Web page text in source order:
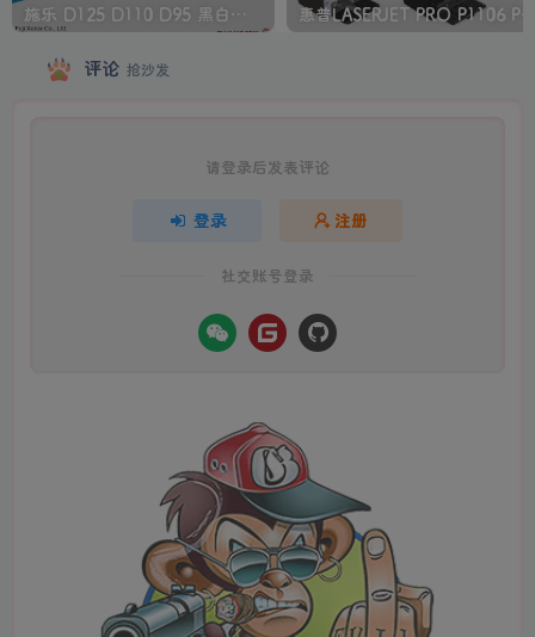
施乐 D125 D110 D95 黑白生产型高速复印机中文维修手册 惠普LASERJET PRO P1106
评论 抢沙发
请登录后发表评论
登录 注册
社交账号登录